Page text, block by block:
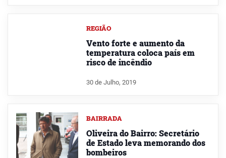
REGIÃO
Vento forte e aumento da
temperatura coloca país em
risco de incêndio
30 de Julho, 2019
BAIRRADA
Oliveira do Bairro: Secretário
de Estado leva memorando dos
bombeiros